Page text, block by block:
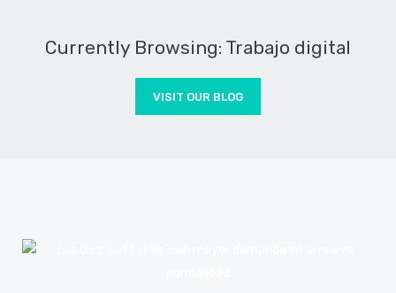
Currently Browsing: Trabajo digital
VISIT OUR BLOG